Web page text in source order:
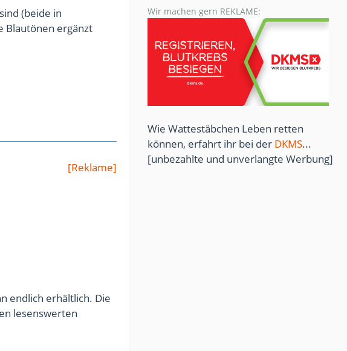
(beide in
Blautönen ergänzt
[Reklame]
endlich erhältlich. Die
lesenswerten
Wir machen gern REKLAME:
Wie Wattestäbchen Leben retten
können, erfahrt ihr bei der DKMS...
[unbezahlte und unverlangte Werbung]